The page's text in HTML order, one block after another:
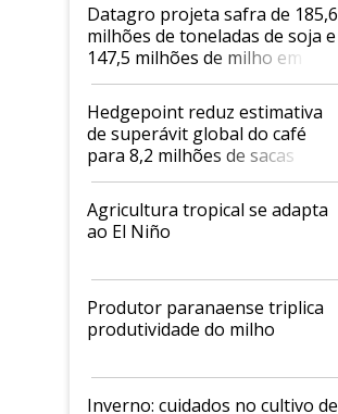
Datagro projeta safra de 185,6
milhões de toneladas de soja e
147,5 milhões de milho em
2026/27
Hedgepoint reduz estimativa
de superávit global do café
para 8,2 milhões de sacas
Agricultura tropical se adapta
ao El Niño
Produtor paranaense triplica
produtividade do milho
Inverno: cuidados no cultivo de